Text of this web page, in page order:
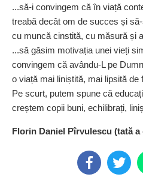
...să-i convingem că în viață
treabă decât om de succes și
cu muncă cinstită, cu măsură și
...să găsim motivația unei vieți
convingem că avându-L pe
o viață mai liniștită, mai lipsită de
Pe scurt, putem spune că
creștem copii buni, echilibrați,
Florin Daniel Pîrvulescu (tată